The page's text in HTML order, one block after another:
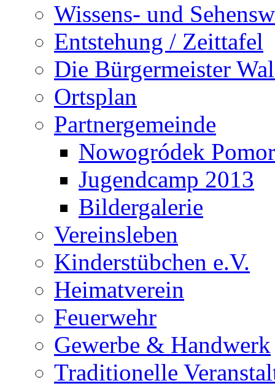
Wissens- und
Entstehung / Zeittafel
Die Bürgermeister
Ortsplan
Partnergemeinde
Nowogródek
Jugendcamp 2013
Bildergalerie
Vereinsleben
Kinderstübchen e.V.
Heimatverein
Feuerwehr
Gewerbe & Handwerk
Traditionelle